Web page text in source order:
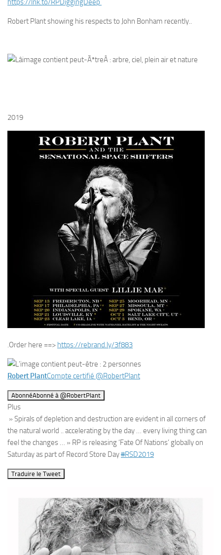
https:// lnk.to/RPDiggingDeep
Robert Plant showing his respects to John Bonham recently..
2019
.Order here ==> https://rebrand.ly/3f883
Robert PlantCompte certifié @RobertPlant
AbonnéAbonné à @RobertPlant
Plus
» Spirals of depletion and destruction are evident in all corners of
the natural world .. accelerating by the day … every living thing can
feel the changes … » RP is releasing ‘Fate Of Nations’ globally on
Saturday as part of Record Store Day#RSD2019
Traduire le Tweet